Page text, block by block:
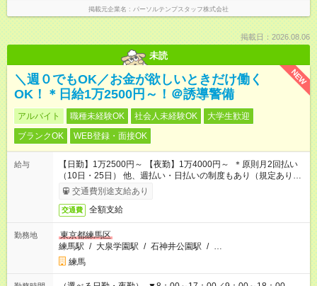
掲載元企業名 パーソルテンプスタッフ株式会社
掲載日：2026.08.06
未読
NEW
＼週０でもOK／お金が欲しいときだけ働く
OK！＊日給1万2500円～！＠誘導警備
アルバイト 職種未経験OK 社会人未経験OK
大学生歓迎
ブランクOK
WEB登録・面接OK
給与
【日勤】1万2500円～ 【夜勤】1万4000円～ ＊原則月2回払い
（10日・25日） 他、週払い・日払いの制度もあり（規定あり）
＃日収1万円以上
交通費別途支給あり
交通費 全額支給
勤務地
東京都練馬区
練馬駅 / 大泉学園駅 / 石神井公園駅 / …
練馬